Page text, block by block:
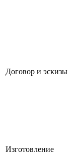
Договор и эскизы
Изготовление